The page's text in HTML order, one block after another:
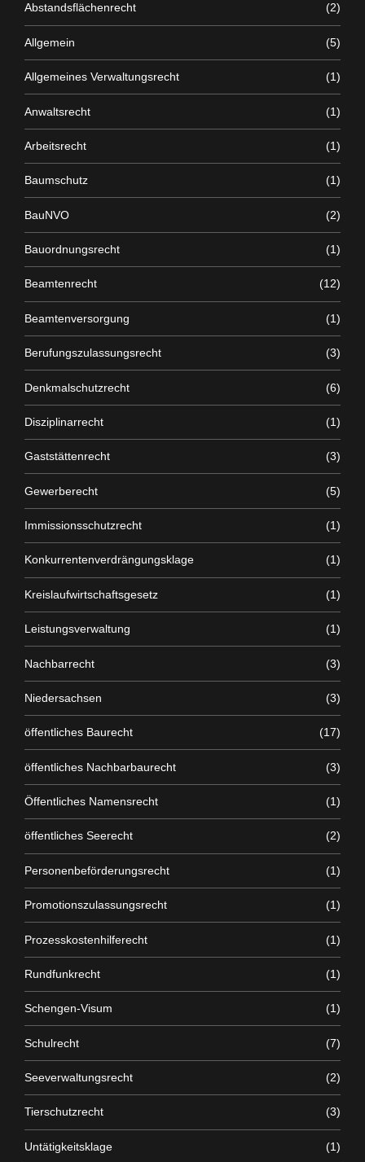
Abstandsflächenrecht (2)
Allgemein (5)
Allgemeines Verwaltungsrecht (1)
Anwaltsrecht (1)
Arbeitsrecht (1)
Baumschutz (1)
BauNVO (2)
Bauordnungsrecht (1)
Beamtenrecht (12)
Beamtenversorgung (1)
Berufungszulassungsrecht (3)
Denkmalschutzrecht (6)
Disziplinarrecht (1)
Gaststättenrecht (3)
Gewerberecht (5)
Immissionsschutzrecht (1)
Konkurrentenverdrängungsklage (1)
Kreislaufwirtschaftsgesetz (1)
Leistungsverwaltung (1)
Nachbarrecht (3)
Niedersachsen (3)
öffentliches Baurecht (17)
öffentliches Nachbarbaurecht (3)
Öffentliches Namensrecht (1)
öffentliches Seerecht (2)
Personenbeförderungsrecht (1)
Promotionszulassungsrecht (1)
Prozesskostenhilferecht (1)
Rundfunkrecht (1)
Schengen-Visum (1)
Schulrecht (7)
Seeverwaltungsrecht (2)
Tierschutzrecht (3)
Untätigkeitsklage (1)